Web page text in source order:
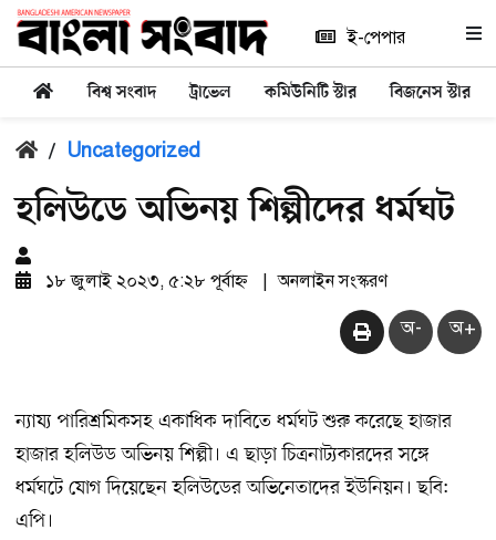
ই-পেপার
বিশ্ব সংবাদ ট্রাভেল কমিউনিটি স্টার বিজনেস স্টার
/ Uncategorized
হলিউডে অভিনয় শিল্পীদের ধর্মঘট
১৮ জুলাই ২০২৩, ৫:২৮ পূর্বাহ্ন অনলাইন সংস্করণ
অ- অ+
ন্যায্য পারিশ্রমিকসহ একাধিক দাবিতে ধর্মঘট শুরু করেছে হাজার
হাজার হলিউড অভিনয় শিল্পী। এ ছাড়া চিত্রনাট্যকারদের সঙ্গে
ধর্মঘটে যোগ দিয়েছেন হলিউডের অভিনেতাদের ইউনিয়ন। ছবি:
এপি।